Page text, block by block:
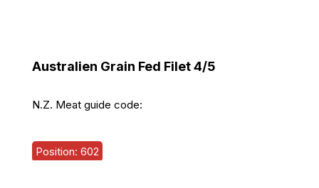
Australien Grain Fed Filet 4/5
N.Z. Meat guide code:
Position: 602